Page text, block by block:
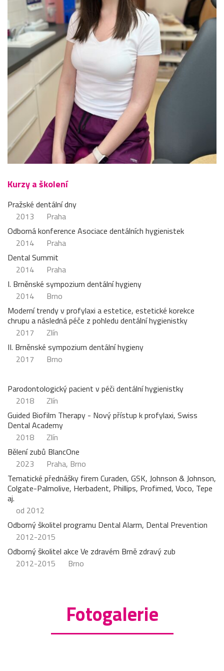
Kurzy a školení
Pražské dentální dny
2013
Praha
Odborná konference Asociace dentálních hygienistek
2014
Praha
Dental Summit
2014
Praha
I. Brněnské sympozium dentální hygieny
2014
Brno
Moderní trendy v profylaxi a estetice, estetické korekce
chrupu a následná péče z pohledu dentální hygienistky
2017
Zlín
II. Brněnské sympozium dentální hygieny
2017
Brno
Parodontologický pacient v péči dentální hygienistky
2018
Zlín
Guided Biofilm Therapy - Nový přístup k profylaxi, Swiss
Dental Academy
2018
Zlín
Bělení zubů BlancOne
2023
Praha, Brno
Tematické přednášky firem Curaden, GSK, Johnson & Johnson,
Colgate-Palmolive, Herbadent, Phillips, Profimed, Voco, Tepe
aj.
od 2012
Odborný školitel programu Dental Alarm, Dental Prevention
2012-2015
Odborný školitel akce Ve zdravém Brně zdravý zub
2012-2015
Brno
Fotogalerie